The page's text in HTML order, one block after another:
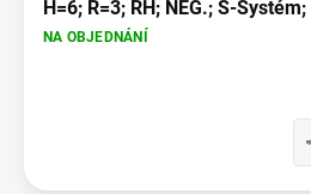
H=6; R=3; RH; NEG.; S-
NA OBJEDNÁNÍ